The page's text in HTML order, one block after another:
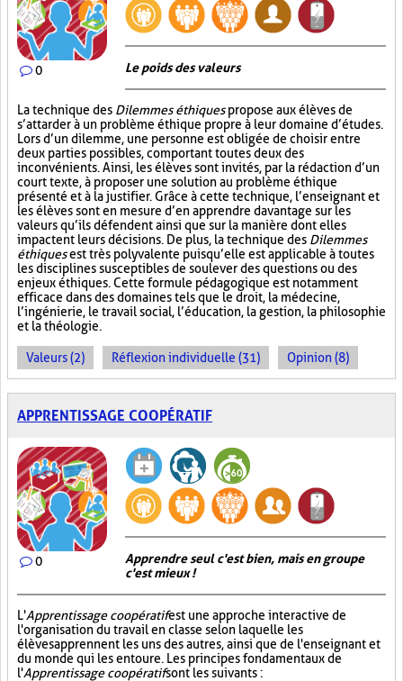
0 Le poids des valeurs
La technique des Dilemmes éthiquespropose aux élèves de
s’attarder à un problème éthique propre à leur domaine d’études.
Lors d’un dilemme, une personne est obligée de choisir entre
deux parties possibles, comportant toutes deux des
inconvénients. Ainsi, les élèves sont invités, par la rédaction d’un
court texte, à proposer une solution au problème éthique
présenté et à la justifier. Grâce à cette technique, l’enseignant et
les élèves sont en mesure d’en apprendre davantage sur les
valeurs qu’ils défendent ainsi que sur la manière dont elles
impactent leurs décisions. De plus, la technique des Dilemmes
éthiquesest très polyvalente puisqu’elle est applicable à toutes
les disciplines susceptibles de soulever des questions ou des
enjeux éthiques. Cette formule pédagogique est notamment
efficace dans des domaines tels que le droit, la médecine,
l’ingénierie, le travail social, l’éducation, la gestion, la philosophie
et la théologie.
Valeurs (2) Réflexion individuelle (31) Opinion (8)
APPRENTISSAGE COOPÉRATIF
0
Apprendre seul c'est bien, mais en groupe
c'est mieux !
L'Apprentissage coopératifest une approche interactive de
l'organisation du travail en classe selon laquelle les
élèves apprennent les uns des autres, ainsi que de l'enseignant et
du monde qui les entoure. Les principes fondamentaux de
l'Apprentissage coopératifsont les suivants :